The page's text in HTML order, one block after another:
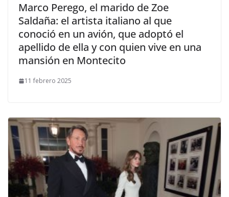
​Marco Perego, el marido de Zoe
Saldaña: el artista italiano al que
conoció en un avión, que adoptó el
apellido de ella y con quien vive en una
mansión en Montecito
11 febrero 2025